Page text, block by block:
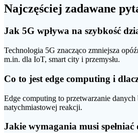
Najczęściej zadawane
Jak 5G wpływa na szybkość
Technologia 5G znacząco zmniejsza
m.in. dla IoT, smart city i przemysłu.
Co to jest edge computing i
Edge computing to przetwarzanie
natychmiastowej reakcji.
Jakie wymagania musi